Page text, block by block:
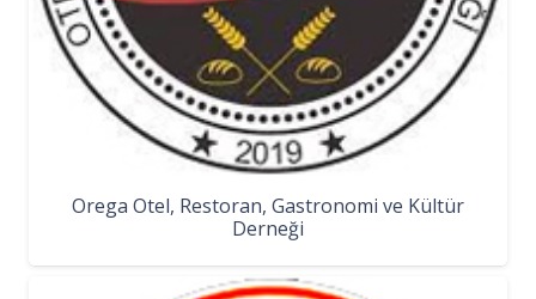
Orega Otel, Restoran, Gastronomi ve Kültür
Derneği